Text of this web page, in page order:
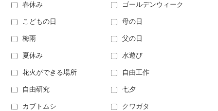
春休み ゴールデンウィーク
こどもの日 母の日
梅雨 父の日
夏休み 水遊び
花火ができる場所 自由工作
自由研究 七夕
カブトムシ クワガタ